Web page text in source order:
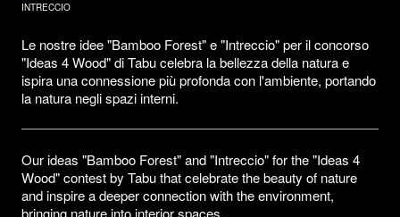
INTRECCIO
Le nostre idee "Bamboo Forest" e "Intreccio" per il concorso
"Ideas 4 Wood" di Tabu celebra la bellezza della natura e
ispira una connessione più profonda con l'ambiente, portando
la natura negli spazi interni.
Our ideas "Bamboo Forest" and "Intreccio" for the "Ideas 4
Wood" contest by Tabu that celebrate the beauty of nature
and inspire a deeper connection with the environment,
bringing nature into interior spaces.